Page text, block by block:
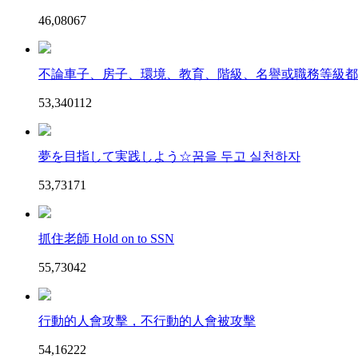
46,08067
不論車子、房子、環境、教育、階級、名譽或職務等級
53,340112
夢を目指して実践しよう☆꿈을 두고 실천하자
53,73171
抓住老師 Hold on to SSN
55,73042
行動的人會攻擊，不行動的人會被攻擊
54,16222